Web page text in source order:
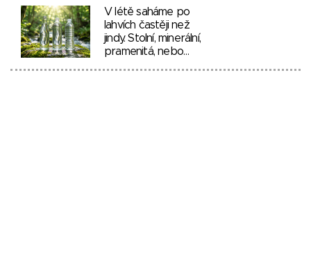
V létě saháme po
lahvích častěji než
jindy. Stolní, minerální,
pramenitá, nebo…